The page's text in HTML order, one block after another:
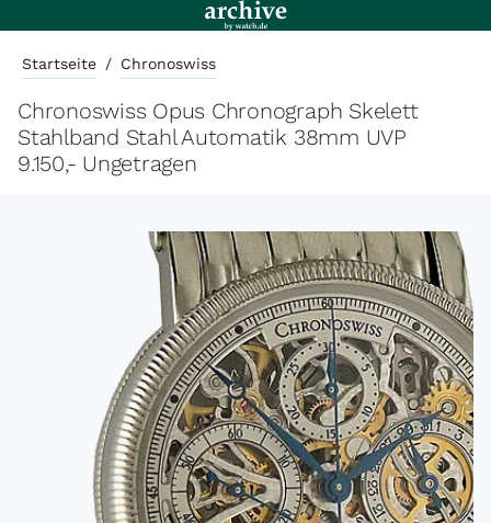
Startseite / Chronoswiss
Chronoswiss Opus Chronograph Skelett
Stahlband Stahl Automatik 38mm UVP
9.150,- Ungetragen